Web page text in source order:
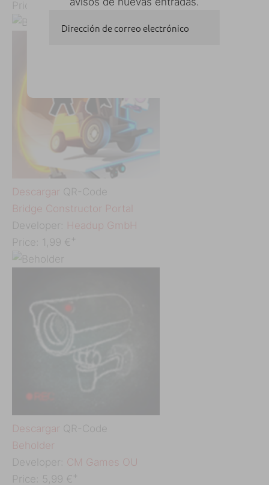
Price: 5,99 €
Descargar QR-Code
‎Bridge Constructor Portal
Developer: Headup GmbH
Price: 1,99 € +
Descargar QR-Code
‎Beholder
Developer: CM Games OU
Price: 5,99 € +